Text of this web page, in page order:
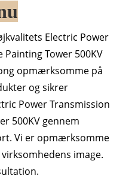
Electric Power
Painting Tower 500KV
opmærksomme på
og sikrer
Power Transmission
500KV gennem
Vi er opmærksomme
image.